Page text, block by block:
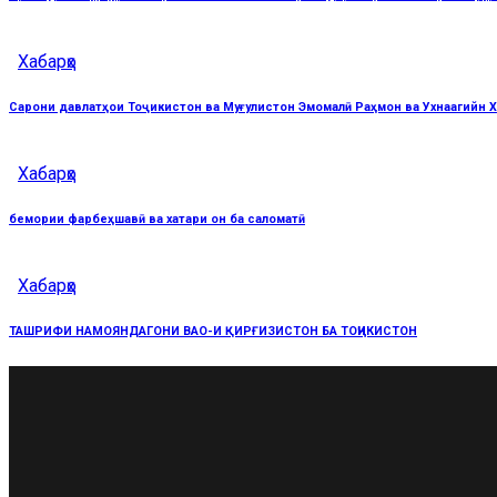
Хабарҳо
Cарони давлатҳои Тоҷикистон ва Муғулистон Эмомалӣ Раҳмон ва Ухнаагийн
Хабарҳо
бемории фарбеҳшавӣ ва хатари он ба саломатӣ
Хабарҳо
ТАШРИФИ НАМОЯНДАГОНИ ВАО-И ҚИРҒИЗИСТОН БА ТОҶИКИСТОН